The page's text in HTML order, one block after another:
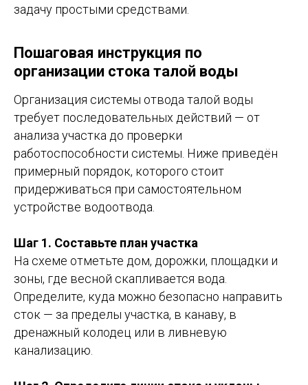
задачу простыми средствами.
Пошаговая инструкция по
организации стока талой воды
Организация системы отвода талой воды
требует последовательных действий — от
анализа участка до проверки
работоспособности системы. Ниже приведён
примерный порядок, которого стоит
придерживаться при самостоятельном
устройстве водоотвода.
Шаг 1. Составьте план участка
На схеме отметьте дом, дорожки, площадки и
зоны, где весной скапливается вода.
Определите, куда можно безопасно направить
сток — за пределы участка, в канаву, в
дренажный колодец или в ливневую
канализацию.